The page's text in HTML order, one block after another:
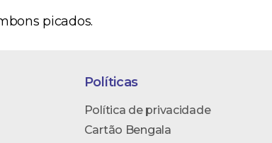
picados.
Políticas
Política de privacidade
Cartão Bengala